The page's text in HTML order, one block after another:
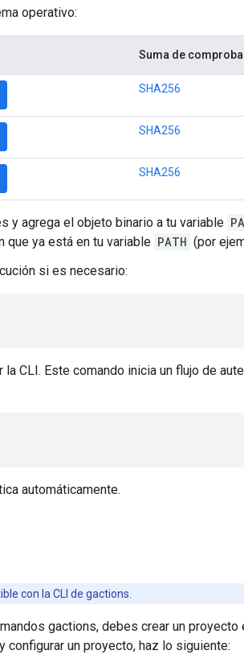
operativo:
Suma de
SHA256
SHA256
SHA256
y agrega el objeto binario a tu variable
que ya está en tu variable PATH (por
si es necesario:
la CLI. Este comando inicia un flujo de
automáticamente.
con la CLI de gactions.
gactions, debes crear un
configurar un proyecto, haz lo siguiente: